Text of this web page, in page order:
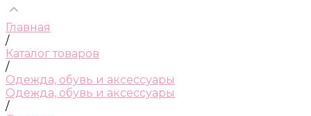
Главная
/
Каталог товаров
/
Одежда, обувь и аксессуары
Одежда, обувь и аксессуары
/